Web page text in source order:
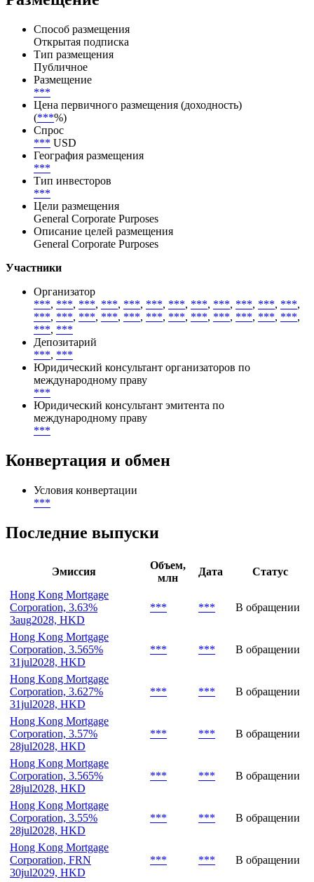
Способ размещения
Открытая подписка
Тип размещения
Публичное
Размещение
***
Цена первичного размещения (доходность)
(***%)
Спрос
*** USD
География размещения
***
Тип инвесторов
***
Цели размещения
General Corporate Purposes
Описание целей размещения
General Corporate Purposes
Участники
Организатор
***, ***, ***, ***, ***, ***, ***, ***, ***, ***, ***, ***,
***, ***, ***, ***, ***, ***, ***, ***, ***, ***, ***, ***,
***, ***
Депозитарий
***, ***
Юридический консультант организаторов по
международному праву
***
Юридический консультант эмитента по
международному праву
***
Конвертация и обмен
Условия конвертации
***
Последние выпуски
Эмиссия
Объем,
млн
Дата
Статус
Hong Kong Mortgage
Corporation, 3.63%
3aug2028, HKD
*** *** В обращении
Hong Kong Mortgage
Corporation, 3.565%
31jul2028, HKD
*** *** В обращении
Hong Kong Mortgage
Corporation, 3.627%
31jul2028, HKD
*** *** В обращении
Hong Kong Mortgage
Corporation, 3.57%
28jul2028, HKD
*** *** В обращении
Hong Kong Mortgage
Corporation, 3.565%
28jul2028, HKD
*** *** В обращении
Hong Kong Mortgage
Corporation, 3.55%
28jul2028, HKD
*** *** В обращении
Hong Kong Mortgage
Corporation, FRN
30jul2029, HKD
*** *** В обращении